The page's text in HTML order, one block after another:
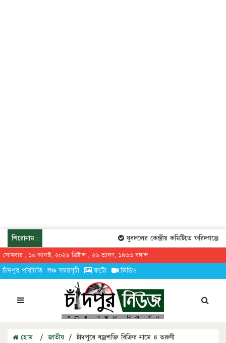
শিরোনাম: যুবদলের কেন্দ্রীয় কমিটিতে ফরিদগঞ্জের
সোমবার , ১০ আগস্ট, ২০২৬ খ্রিষ্টাব্দ , ২৬ শ্রাবণ, ১৪৩৩ বঙ্গাব্দ
চাঁদপুর পরিচিতি লঞ্চ সময়সূচী ফটো ভিডিও
হোম / জাতীয় / চাঁদপুরে বজ্রশক্তি বিক্রির নামে ৪ তরুণী